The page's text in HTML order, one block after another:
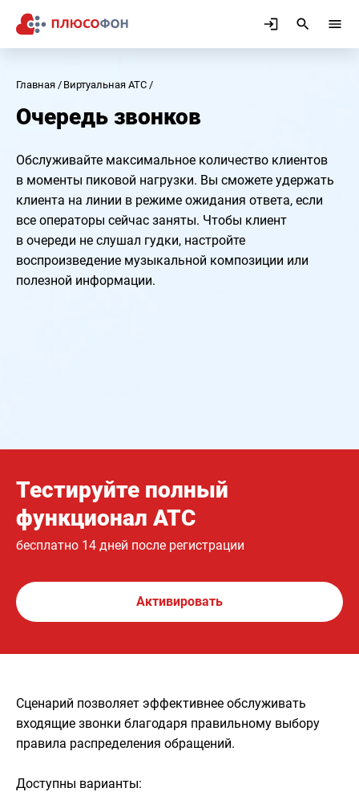
Главная Виртуальная АТС
Очередь звонков
Обслуживайте максимальное количество клиентов
в моменты пиковой нагрузки. Вы сможете удержать
клиента на линии в режиме ожидания ответа, если
все операторы сейчас заняты. Чтобы клиент
в очереди не слушал гудки, настройте
воспроизведение музыкальной композиции или
полезной информации.
Тестируйте полный
функционал АТС
бесплатно 14 дней после регистрации
Активировать
Сценарий позволяет эффективнее обслуживать
входящие звонки благодаря правильному выбору
правила распределения обращений.
Доступны варианты: